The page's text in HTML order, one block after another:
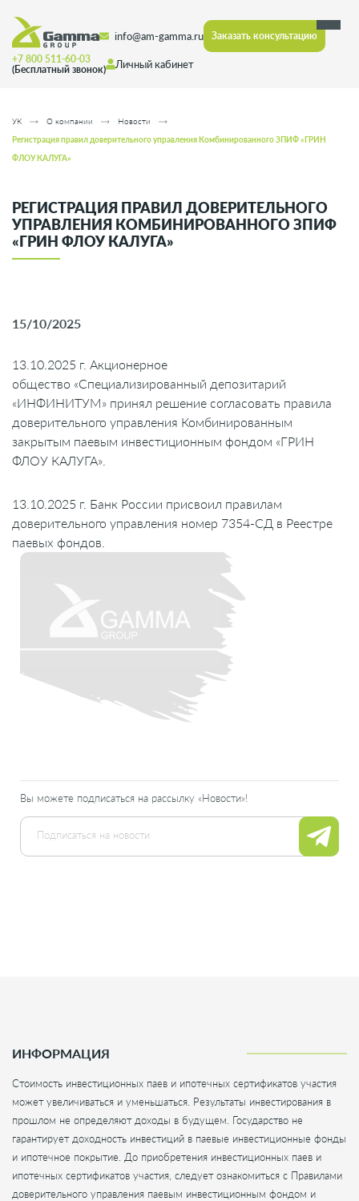
Личный кабинет
info@am-gamma.ru
+7 800 511-60-03
(Бесплатный звонок)
Заказать консультацию
УК О компании Новости
Регистрация правил доверительного управления Комбинированного ЗПИФ «ГРИН
ФЛОУ КАЛУГА»
РЕГИСТРАЦИЯ ПРАВИЛ ДОВЕРИТЕЛЬНОГО
УПРАВЛЕНИЯ КОМБИНИРОВАННОГО ЗПИФ
«ГРИН ФЛОУ КАЛУГА»
Вы можете подписаться на рассылку «Новости»!
15/10/2025
13.10.2025 г. Акционерное
общество «Специализированный депозитарий
«ИНФИНИТУМ» принял решение согласовать правила
доверительного управления Комбинированным
закрытым паевым инвестиционным фондом «ГРИН
ФЛОУ КАЛУГА».
13.10.2025 г. Банк России присвоил правилам
доверительного управления номер 7354-СД в Реестре
паевых фондов.
ИНФОРМАЦИЯ
Стоимость инвестиционных паев и ипотечных сертификатов участия
может увеличиваться и уменьшаться. Результаты инвестирования в
прошлом не определяют доходы в будущем. Государство не
гарантирует доходность инвестиций в паевые инвестиционные фонды
и ипотечное покрытие. До приобретения инвестиционных паев и
ипотечных сертификатов участия, следует ознакомиться с Правилами
доверительного управления паевым инвестиционным фондом и